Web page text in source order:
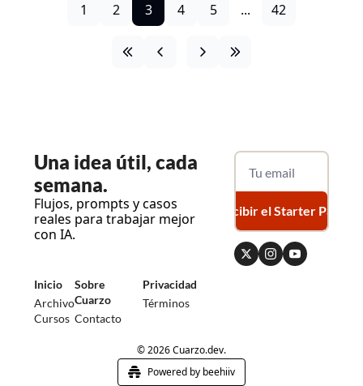
1 2 3 4 5 ... 42
Una idea útil, cada
semana.
Flujos, prompts y casos
reales para trabajar mejor
con IA.
Recibir el Starter Pack
Inicio
Archivo
Cursos
Sobre
Cuarzo
Contacto
Privacidad
Términos
© 2026 Cuarzo.dev.
Powered by beehiiv